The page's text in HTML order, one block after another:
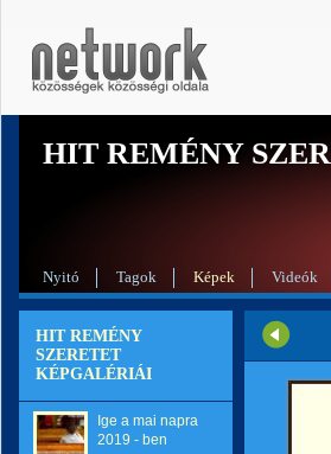
HIT REMÉNY
Nyitó Tagok Képek Videók
HIT REMÉNY
SZERETET
KÉPGALÉRIÁI
Ige a mai napra
2019 - ben